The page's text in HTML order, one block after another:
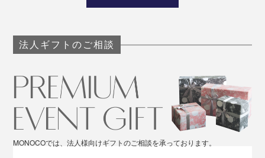
法人ギフトのご相談
MONOCOでは、法人様向けギフトのご相談を承っております。